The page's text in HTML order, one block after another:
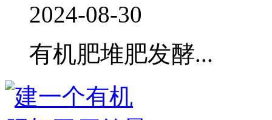
2024-08-30
有机肥堆肥发酵...